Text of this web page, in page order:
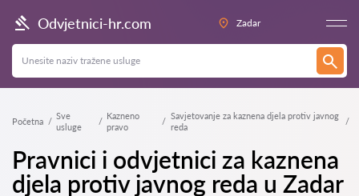
Odvjetnici-hr.com Zadar
Početna
Sve
usluge
Kazneno
pravo
Savjetovanje za kaznena djela protiv javnog
reda
Pravnici i odvjetnici za kaznena
djela protiv javnog reda u Zadar